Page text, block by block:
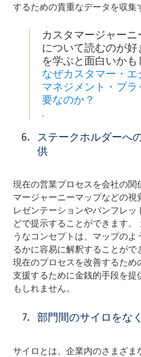
するための貴重なデータを収集
カスタマージャー
について読むのが好
を学ぶと面白いかも
なぜカスタマー・エ
マネジメント・プ
要なのか？
.
ステークホルダーへ
供
現在の営業プロセスを会社の関
マージャーニーマップなどの
レゼンテーションやパンフレ
どで提示することができます。
うなコンセプトは、マップの
るかに容易に解釈することがで
現在のプロセスを改善するため
支援するために金銭的手段を
もしれません。
部門間のサイロをな
サイロとは、企業内のさまざま